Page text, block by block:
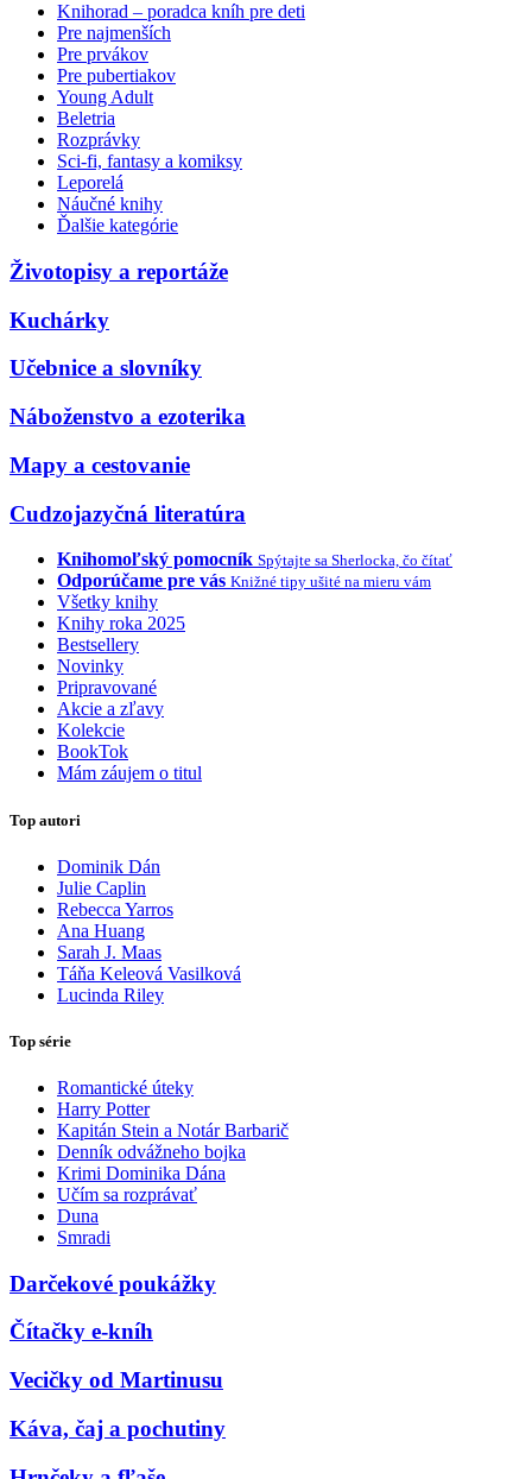
Knihorad – poradca kníh pre deti
Pre najmenších
Pre prvákov
Pre pubertiakov
Young Adult
Beletria
Rozprávky
Sci-fi, fantasy a komiksy
Leporelá
Náučné knihy
Ďalšie kategórie
Životopisy a reportáže
Kuchárky
Učebnice a slovníky
Náboženstvo a ezoterika
Mapy a cestovanie
Cudzojazyčná literatúra
Knihomoľský pomocník Spýtajte sa Sherlocka, čo čítať
Odporúčame pre vás Knižné tipy ušité na mieru vám
Všetky knihy
Knihy roka 2025
Bestsellery
Novinky
Pripravované
Akcie a zľavy
Kolekcie
BookTok
Mám záujem o titul
Top autori
Dominik Dán
Julie Caplin
Rebecca Yarros
Ana Huang
Sarah J. Maas
Táňa Keleová Vasilková
Lucinda Riley
Top série
Romantické úteky
Harry Potter
Kapitán Stein a Notár Barbarič
Denník odvážneho bojka
Krimi Dominika Dána
Učím sa rozprávať
Duna
Smradi
Darčekové poukážky
Čítačky e-kníh
Vecičky od Martinusu
Káva, čaj a pochutiny